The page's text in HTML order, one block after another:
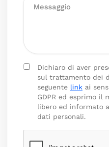
Dichiaro di aver
sul trattamento dei
seguente link ai
GDPR ed esprimo il
libero ed informato
dati personali.